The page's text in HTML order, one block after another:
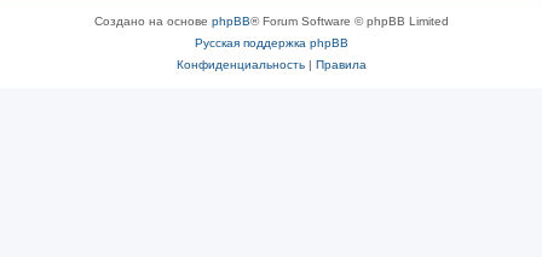
Создано на основе phpBB® Forum Software © phpBB Limited
Русская поддержка phpBB
Конфиденциальность| Правила